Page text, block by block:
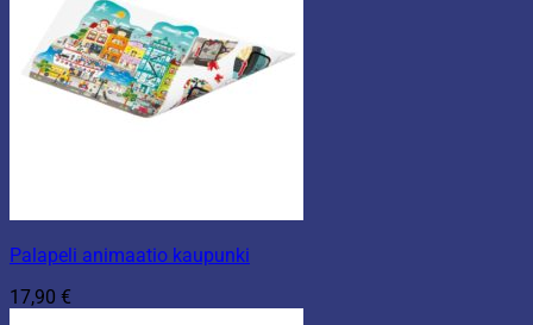
Palapeli animaatio kaupunki
17,90 €